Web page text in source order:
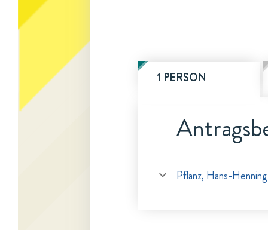
1 PERSON
Pflanz, Hans-Henning